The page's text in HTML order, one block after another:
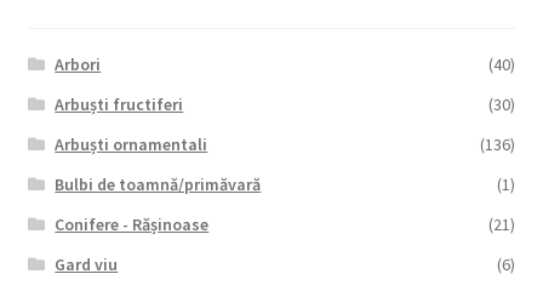
Arbori
(40)
Arbuști fructiferi
(30)
Arbuști ornamentali
(136)
Bulbi de toamnă/primăvară
(1)
Conifere - Rășinoase
(21)
Gard viu
(6)